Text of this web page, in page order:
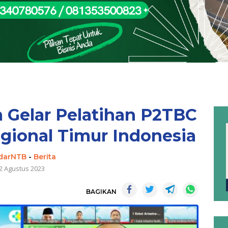
Pelatihan P2TBC
Timur Indonesia
- Berita
Agustus 2023
BAGIKAN